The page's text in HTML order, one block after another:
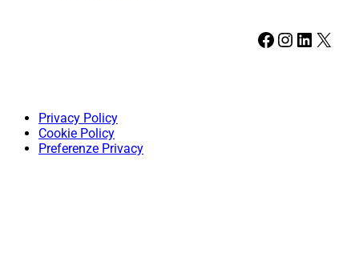
Facebook Instagram LinkedIn X
Privacy Policy
Cookie Policy
Preferenze Privacy